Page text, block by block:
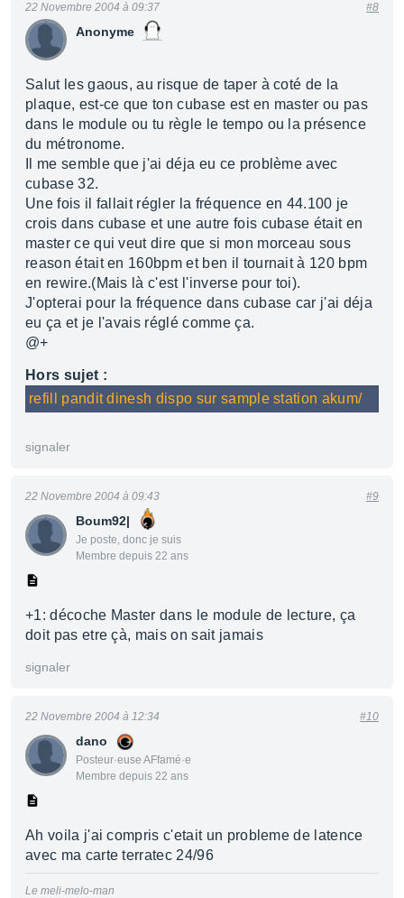
Anonyme
22 Novembre 2004 à 09:37 #8
Salut les gaous, au risque de taper à coté de la
plaque, est-ce que ton cubase est en master ou pas
dans le module ou tu règle le tempo ou la présence
du métronome.
Il me semble que j'ai déja eu ce problème avec
cubase 32.
Une fois il fallait régler la fréquence en 44.100 je
crois dans cubase et une autre fois cubase était en
master ce qui veut dire que si mon morceau sous
reason était en 160bpm et ben il tournait à 120 bpm
en rewire.(Mais là c'est l'inverse pour toi).
J'opterai pour la fréquence dans cubase car j'ai déja
eu ça et je l'avais réglé comme ça.
@+
Hors sujet :
refill pandit dinesh dispo sur sample station akum/
signaler
Boum92|
Je poste, donc je suis
Membre depuis 22 ans
22 Novembre 2004 à 09:43 #9
+1: décoche Master dans le module de lecture, ça
doit pas etre çà, mais on sait jamais
signaler
dano
Posteur·euse AFfamé·e
Membre depuis 22 ans
22 Novembre 2004 à 12:34 #10
Ah voila j'ai compris c'etait un probleme de latence
avec ma carte terratec 24/96
Le meli-melo-man